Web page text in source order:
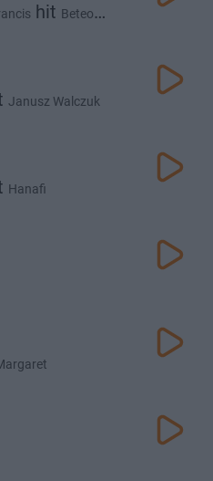
hit Beteo
Janusz Walczuk
Hanafi